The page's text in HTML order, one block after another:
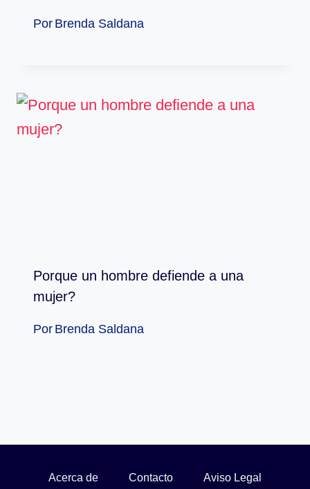
Por Brenda Saldana
Porque un hombre defiende a una
mujer?
Por Brenda Saldana
Acerca de Contacto Aviso Legal